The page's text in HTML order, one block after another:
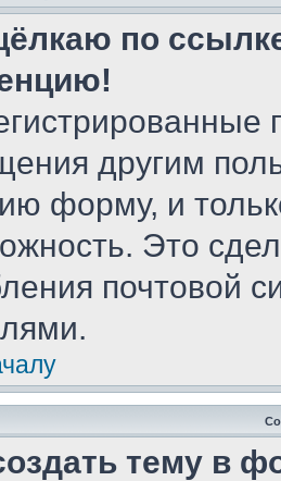
по
другим
форму, и
Это
почтовой
тему в